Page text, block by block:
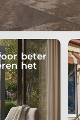
beter
het